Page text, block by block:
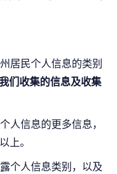
居民个人信息的类别
们收集的信息及收集
人信息的更多信息，
上。
个人信息类别，以及